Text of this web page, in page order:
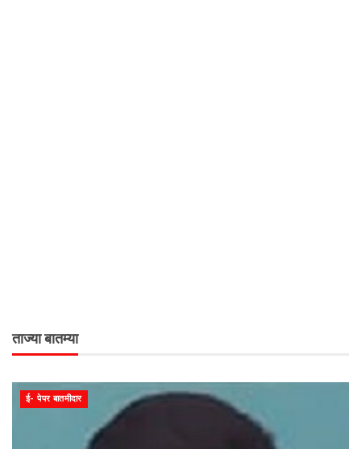
ताज्या बातम्या
ई- पेपर बातमीदार